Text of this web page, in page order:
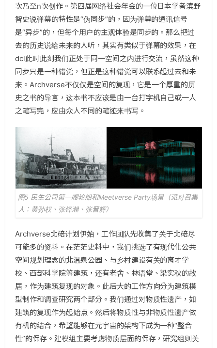
次乃至n次创作。第四届网络社会年会的一位日本学者滨野
智史说弹幕的特性是“伪同步”的，因为弹幕的通讯信号
是“异步”的，但每个用户的主观体验是同步的。那么把过
去的历史说给未来的人听，其实有类似于弹幕的效果，在
dcl此时此刻我们正处于同一空间之内进行交流，虽然这种
同步只是一种错觉，但正是这种错觉可以联系起过去和未
来。Archverse不仅仅是空间的复现，它是一个厚重的历
史之书的导言，这本书不应该是由一台打字机自己或一人
之笔写完，应由众人不同的笔迹来书写。
图5 民生公司第一艘轮船和Meetverse Party场景（派对召集
人：黄孙权、张铎瀚、张晋辉）
Archverse北碚计划伊始，工作团队先收集了关于北碚尽
可能多的资料。在茫茫史料中，我们挑选了有现代化公共
空间规划理念的北温泉公园、与乡村建设有关的育才学
校、西部科学院等建筑，还有老舍、林语堂、梁实秋的故
居，作为建筑复现的对象。此后大的工作方向分为建筑模
型制作和调查研究两个部分。我们通过对物质性遗产，如
建筑的复现作为起始点。然后将物质性与非物质性遗产做
有机的结合，希望能够在元宇宙的架构下成为一种“整合
性”的保存。建模组主要考虑物质层面的保存，研究组则关